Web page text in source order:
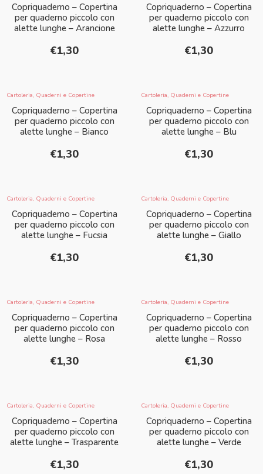
Copriquaderno – Copertina
per quaderno piccolo con
alette lunghe – Arancione
€1,30
Copriquaderno – Copertina
per quaderno piccolo con
alette lunghe – Azzurro
€1,30
Cartoleria, Quaderni e Copertine
Copriquaderno – Copertina
per quaderno piccolo con
alette lunghe – Bianco
€1,30
Cartoleria, Quaderni e Copertine
Copriquaderno – Copertina
per quaderno piccolo con
alette lunghe – Blu
€1,30
Cartoleria, Quaderni e Copertine
Copriquaderno – Copertina
per quaderno piccolo con
alette lunghe – Fucsia
€1,30
Cartoleria, Quaderni e Copertine
Copriquaderno – Copertina
per quaderno piccolo con
alette lunghe – Giallo
€1,30
Cartoleria, Quaderni e Copertine
Copriquaderno – Copertina
per quaderno piccolo con
alette lunghe – Rosa
€1,30
Cartoleria, Quaderni e Copertine
Copriquaderno – Copertina
per quaderno piccolo con
alette lunghe – Rosso
€1,30
Cartoleria, Quaderni e Copertine
Copriquaderno – Copertina
per quaderno piccolo con
alette lunghe – Trasparente
€1,30
Cartoleria, Quaderni e Copertine
Copriquaderno – Copertina
per quaderno piccolo con
alette lunghe – Verde
€1,30